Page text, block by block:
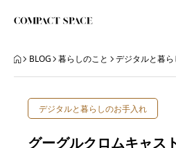
わたしのこと
BLOG 暮らしのこと デジタルと暮
デジタルと暮らしのお手入れ
グーグルクロムキャス